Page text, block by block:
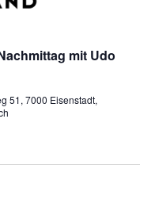
mit Udo
51, 7000 Eisenstadt,